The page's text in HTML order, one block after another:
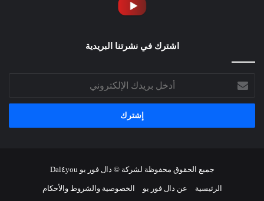
اشترك في نشرتنا البريدية
بريدك
الإلكتروني
جميع الحقوق محفوظة لشركة © دال فور يو Dal٤you
الرئيسية عن دال فور يو الخصوصية والشروط والأحكام